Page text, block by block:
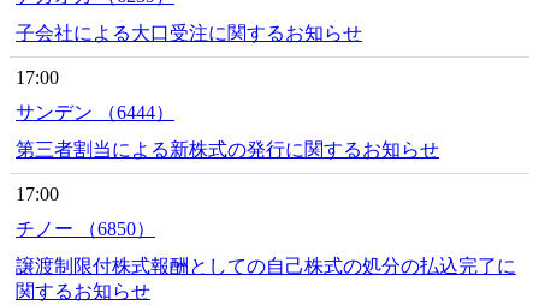
子会社による大口受注に関するお知らせ
17:00
サンデン （6444）
第三者割当による新株式の発行に関するお知らせ
17:00
チノー （6850）
譲渡制限付株式報酬としての自己株式の処分の払込完了に
関するお知らせ